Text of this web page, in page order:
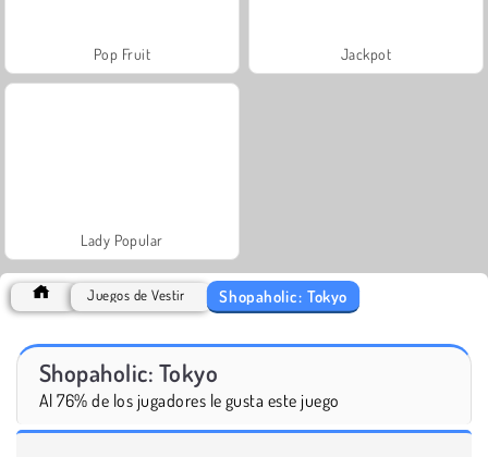
Pop Fruit Jackpot
Lady Popular
Juegos de Vestir Shopaholic: Tokyo
Shopaholic: Tokyo
Al 76% de los jugadores le gusta este juego